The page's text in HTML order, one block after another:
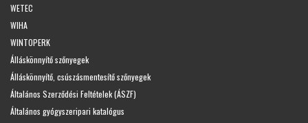
WETEC
WIHA
WINTOPERK
Álláskönnyítő szőnyegek
Álláskönnyítő, csúszásmentesítő szőnyegek
Általános Szerződési Feltételek (ÁSZF)
Általános gyógyszeripari katalógus